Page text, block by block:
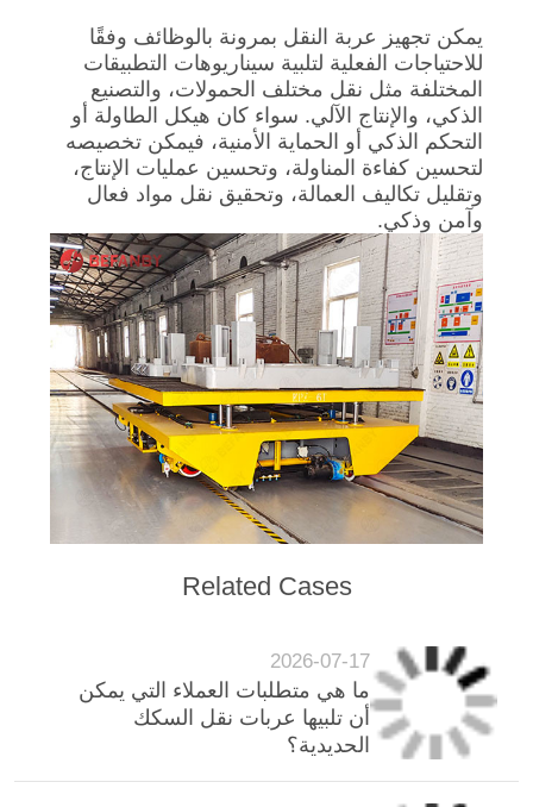
يمكن تجهيز عربة النقل بمرونة بالوظائف وفقًا
للاحتياجات الفعلية لتلبية سيناريوهات التطبيقات
المختلفة مثل نقل مختلف الحمولات، والتصنيع
الذكي، والإنتاج الآلي. سواء كان هيكل الطاولة أو
التحكم الذكي أو الحماية الأمنية، فيمكن تخصيصه
لتحسين كفاءة المناولة، وتحسين عمليات الإنتاج،
وتقليل تكاليف العمالة، وتحقيق نقل مواد فعال
وآمن وذكي.
Related Cases
2026-07-17
ما هي متطلبات العملاء التي يمكن
أن تلبيها عربات نقل السكك
الحديدية؟